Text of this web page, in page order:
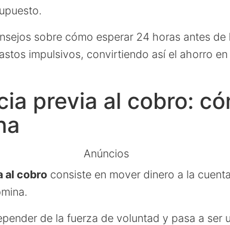
sobre cómo esperar 24 horas antes
impulsivos, convirtiendo así el ahorro
previa al cobro:
Anúncios
al cobro consiste en mover dinero a la
de la fuerza de voluntad y pasa a ser